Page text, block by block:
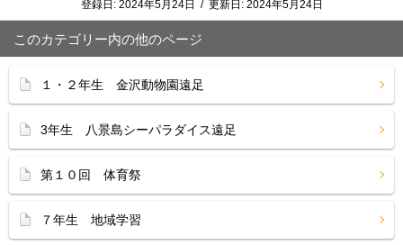
登録日: 2024年5月24日 / 更新日: 2024年5月24日
このカテゴリー内の他のページ
１・２年生 金沢動物園遠足
3年生 八景島シーパラダイス遠足
第１０回 体育祭
７年生 地域学習